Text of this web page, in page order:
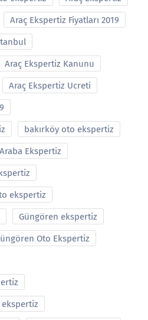
Araç Ekspertiz Fiyatları 2019
Araç Ekspertiz Kanunu
Araç Ekspertiz Ucreti
bakırköy oto ekspertiz
Ekspertiz
ekspertiz
Güngören ekspertiz
Oto Ekspertiz